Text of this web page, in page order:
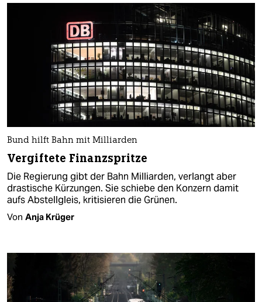
Bund hilft Bahn mit Milliarden
Vergiftete Finanzspritze
Die Regierung gibt der Bahn Milliarden, verlangt aber
drastische Kürzungen. Sie schiebe den Konzern damit
aufs Abstellgleis, kritisieren die Grünen.
Von Anja Krüger